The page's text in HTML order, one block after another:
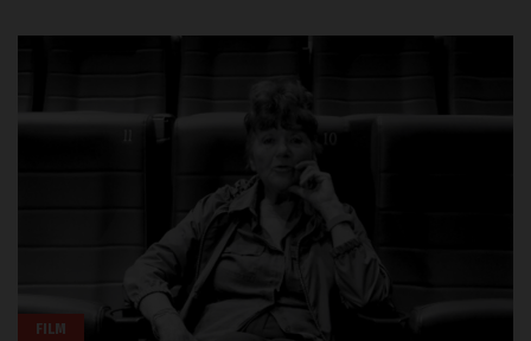
FILM